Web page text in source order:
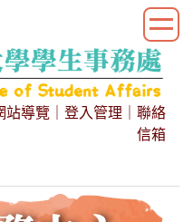
站導覽 登入管理
聯絡
信箱